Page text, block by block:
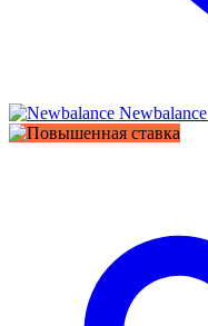
Newbalance